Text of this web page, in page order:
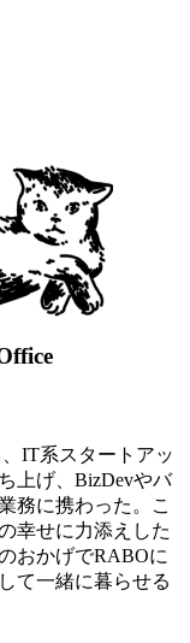
IT系スタートアッ
上げ、BizDevやバ
務に携わった。こ
幸せに力添えした
おかげでRABOに
て一緒に暮らせる